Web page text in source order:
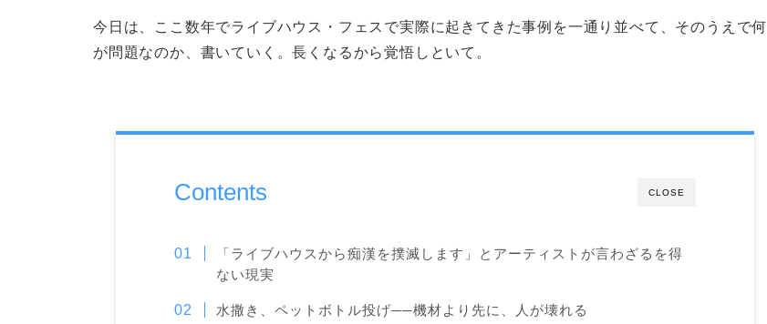
今日は、ここ数年でライブハウス・フェスで実際に起きてきた事例を一通り並べて、そのうえで何
が問題なのか、書いていく。長くなるから覚悟しといて。
CLOSE
Contents
「ライブハウスから痴漢を撲滅します」とアーティストが言わざるを得
ない現実
水撒き、ペットボトル投げ──機材より先に、人が壊れる